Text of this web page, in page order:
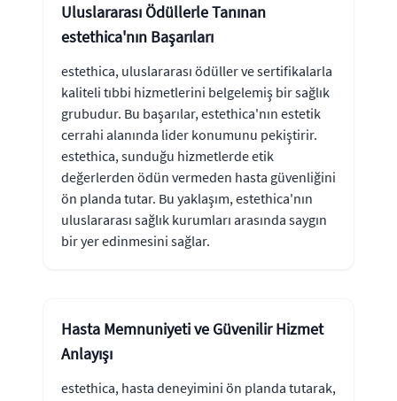
Uluslararası Ödüllerle Tanınan
estethica'nın Başarıları
estethica, uluslararası ödüller ve sertifikalarla
kaliteli tıbbi hizmetlerini belgelemiş bir sağlık
grubudur. Bu başarılar, estethica'nın estetik
cerrahi alanında lider konumunu pekiştirir.
estethica, sunduğu hizmetlerde etik
değerlerden ödün vermeden hasta güvenliğini
ön planda tutar. Bu yaklaşım, estethica'nın
uluslararası sağlık kurumları arasında saygın
bir yer edinmesini sağlar.
Hasta Memnuniyeti ve Güvenilir Hizmet
Anlayışı
estethica, hasta deneyimini ön planda tutarak,